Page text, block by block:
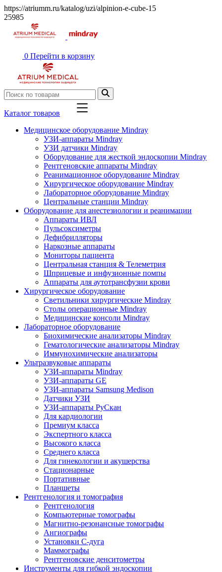
https://atriumm.ru/katalog/uzi/alpinion-e-cube-15
25985
0 Перейти в корзину
Каталог товаров
Медицинское оборудование Mindray
УЗИ-аппараты Mindray
УЗИ датчики Mindray
Оборудование для жесткой эндоскопии Mindray
Рентгеновские аппараты Mindray
Реанимационное оборудование Mindray
Хирургическое оборудование Mindray
Лабораторное оборудование Mindray
Центральные станции Mindray
Оборудование для анестезиологии и реанимации
Аппараты ИВЛ
Пульсоксиметры
Дефибрилляторы
Наркозные аппараты
Мониторы пациента
Центральная станция & Телеметрия
Шприцевые и инфузионные помпы
Аппараты для аутотрансфузии крови
Хирургическое оборудование
Светильники хирургические Mindray
Столы операционные Mindray
Медицинские консоли Mindray
Лабораторное оборудование
Биохимические анализаторы Mindray
Гематологические анализаторы Mindray
Иммунохимические анализаторы
Ультразвуковые аппараты
УЗИ-аппараты Mindray
УЗИ-аппараты GE
УЗИ-аппараты Samsung Medison
Датчики УЗИ
УЗИ-аппараты РуСкан
Для кардиологии
Премиум класса
Экспертного класса
Высокого класса
Среднего класса
Для гинекологии и акушерства
Стационарные
Портативные
Планшеты
Рентгенология и томография
Рентгенология
Компьютерные томографы
Магнитно-резонансные томографы
Ангиографы
Установки С-дуга
Маммографы
Рентгеновские денситометры
Инструменты для гибкой эндоскопии